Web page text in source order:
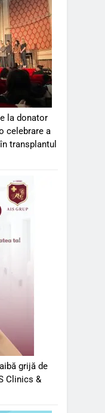
la donator
celebrare a
transplantul
grijă de
Clinics &